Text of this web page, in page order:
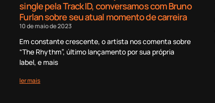
single pela Track ID, conversamos com Bruno
Furlan sobre seu atual momento de carreira
10 de maio de 2023
Em constante crescente, o artista nos comenta sobre
“The Rhythm”, último lançamento por sua própria
label, e mais
ler mais